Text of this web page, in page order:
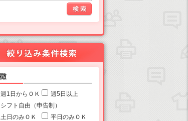
週1日からＯＫ
週5日以上
シフト自由（申告制）
土日のみＯＫ
平日のみＯＫ